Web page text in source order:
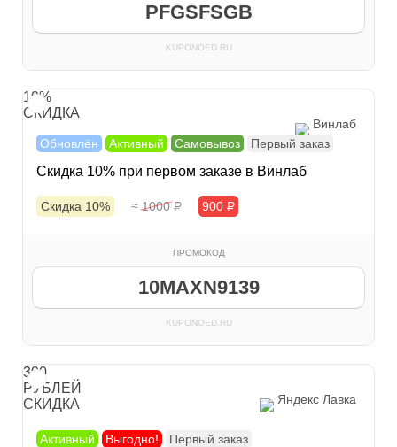
PFGSFSGB
KUPONOED.RU
10%
СКИДКА
Винлаб
Обновлён
Активный Самовывоз Первый заказ
Скидка 10% при первом заказе в Винлаб
Скидка 10% ≈ 1000Р 900 Р
ПРОМОКОД
10MAXN9139
KUPONOED.RU
300
РУБЛЕЙ
СКИДКА
Яндекс Лавка
Активный Выгодно! Первый заказ